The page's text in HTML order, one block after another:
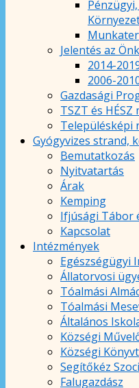
Jelentés az
2014-
2006-
Gazdasági
TSZT és HÉSZ
Településképi
Gyógyvizes strand,
Bemutatkozás
Nyitvatartás
Árak
Kemping
Ifjúsági Tábor
Kapcsolat
Intézmények
Egészségügyi
Állatorvosi
Tóalmási
Tóalmási
Általános
Községi
Községi
Segítőkéz
Falugazdász